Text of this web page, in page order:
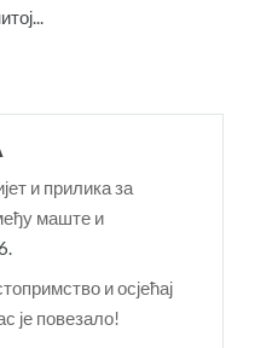
и прилика за
маште и
и осјећај
је повезало!